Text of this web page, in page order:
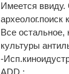
Имеется ввиду.
археолог.поиск
Все
культуры
-
ADD :